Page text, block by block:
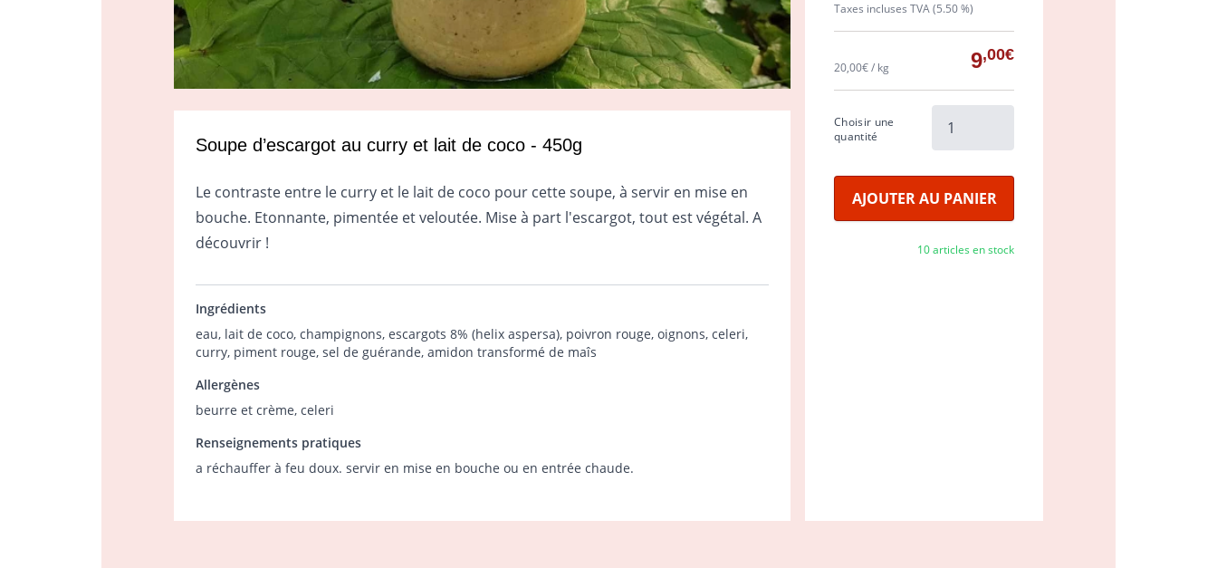
Soupe d’escargot au curry et lait de coco - 450g
Le contraste entre le curry et le lait de coco pour cette soupe, à servir en mise en
bouche. Etonnante, pimentée et veloutée. Mise à part l'escargot, tout est végétal. A
découvrir !
Ingrédients
eau, lait de coco, champignons, escargots 8% (helix aspersa), poivron rouge, oignons, celeri,
curry, piment rouge, sel de guérande, amidon transformé de maîs
Allergènes
beurre et crème, celeri
Renseignements pratiques
a réchauffer à feu doux. servir en mise en bouche ou en entrée chaude.
Taxes incluses TVA (5.50 %)
20,00€ / kg 9,00€
Choisir une
quantité
AJOUTER AU PANIER
10 articles en stock